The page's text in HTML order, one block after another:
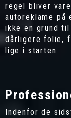
regel bliver
autoreklame på
ikke en grund
dårligere folie,
lige i starten.
Indenfor de